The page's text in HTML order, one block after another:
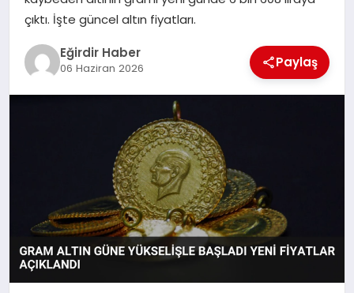
SIYASET
SPOR
çıktı. İşte güncel altın fiyatları.
Eğirdir Haber
06 Haziran 2026 Paylaş